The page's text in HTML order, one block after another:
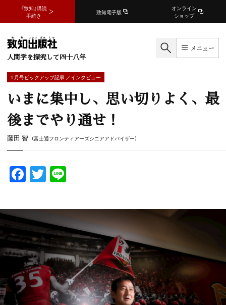
『致知』購読
手続き
致知電子版
オンライン
ショップ
人間学を探究して四十八年
メニュー
1 月号ピックアップ記事 ／インタビュー
いまに集中し、思い切りよく、最
後までやり通せ！
藤田 智 （富士通フロンティアーズシニアアドバイザー）
F
a
c
e
b
o
o
k
T
w
itt
er
e